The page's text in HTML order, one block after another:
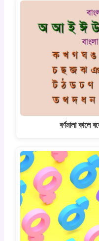
বর্ণমালা কালে